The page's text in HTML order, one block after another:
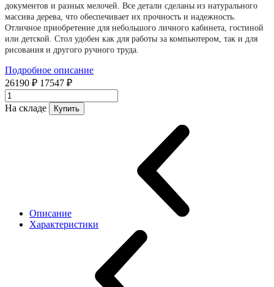
документов и разных мелочей. Все детали сделаны из натурального
массива дерева, что обеспечивает их прочность и надежность.
Отличное приобретение для небольшого личного кабинета, гостиной
или детской. Стол удобен как для работы за компьютером, так и для
рисования и другого ручного труда.
Подробное описание
26190 ₽ 17547 ₽
На складе Купить
Описание
Характеристики